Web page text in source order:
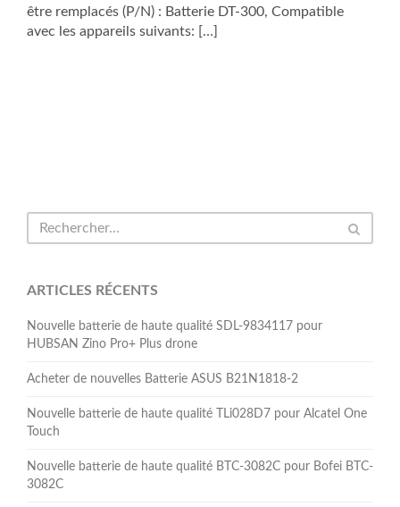
être remplacés (P/N) : Batterie DT-300, Compatible
avec les appareils suivants: […]
ARTICLES RÉCENTS
Nouvelle batterie de haute qualité SDL-9834117 pour
HUBSAN Zino Pro+ Plus drone
Acheter de nouvelles Batterie ASUS B21N1818-2
Nouvelle batterie de haute qualité TLi028D7 pour Alcatel One
Touch
Nouvelle batterie de haute qualité BTC-3082C pour Bofei BTC-
3082C